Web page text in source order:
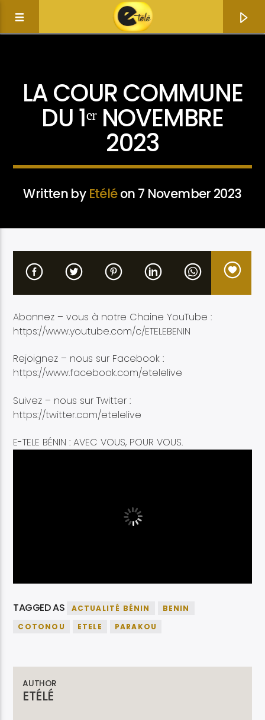
Artist
LA COUR COMMUNE
DU 1ᵉʳ NOVEMBRE
2023
Written by Etéléon 7 November 2023
Abonnez – vous à notre Chaine YouTube :
https://www.youtube.com/c/ETELEBENIN
Rejoignez – nous sur Facebook :
https://www.facebook.com/etelelive
Suivez – nous sur Twitter :
https://twitter.com/etelelive
E-TELE BÉNIN : AVEC VOUS, POUR VOUS.
TAGGED AS ACTUALITÉ BÉNIN
BENIN
COTONOU
ETELE PARAKOU
AUTHOR
ETÉLÉ